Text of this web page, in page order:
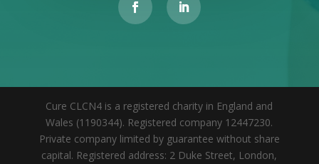
Cure CLCN4 is a registered charity in England and
Wales (1190344). Registered company 12447230.
Private company limited by guarantee without share
capital. Registered address: 2 Duke Street, London,